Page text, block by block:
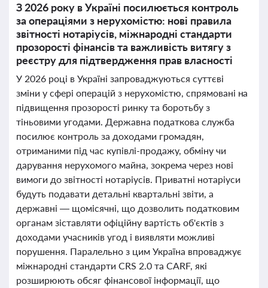
З 2026 року в Україні посилюється контроль
за операціями з нерухомістю: нові правила
звітності нотаріусів, міжнародні стандарти
прозорості фінансів та важливість витягу з
реєстру для підтвердження прав власності
У 2026 році в Україні запроваджуються суттєві
зміни у сфері операцій з нерухомістю, спрямовані на
підвищення прозорості ринку та боротьбу з
тіньовими угодами. Державна податкова служба
посилює контроль за доходами громадян,
отриманими під час купівлі-продажу, обміну чи
дарування нерухомого майна, зокрема через нові
вимоги до звітності нотаріусів. Приватні нотаріуси
будуть подавати детальні квартальні звіти, а
державні — щомісячні, що дозволить податковим
органам зіставляти офіційну вартість об'єктів з
доходами учасників угод і виявляти можливі
порушення. Паралельно з цим Україна впроваджує
міжнародні стандарти CRS 2.0 та CARF, які
розширюють обсяг фінансової інформації, що